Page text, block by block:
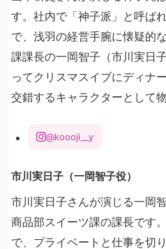
す。社内で「神子派」と呼ば
で、浅羽の経営手腕に懐疑的
課課長の一岡智子（市川実日
ってクリスマスイブにディナ
交錯するキャラクターとして
@koooji__y
市川実日子（一岡智子役）
市川実日子さんが演じる一岡
商品部スイーツ課の課長です
で、プライベートと仕事を切